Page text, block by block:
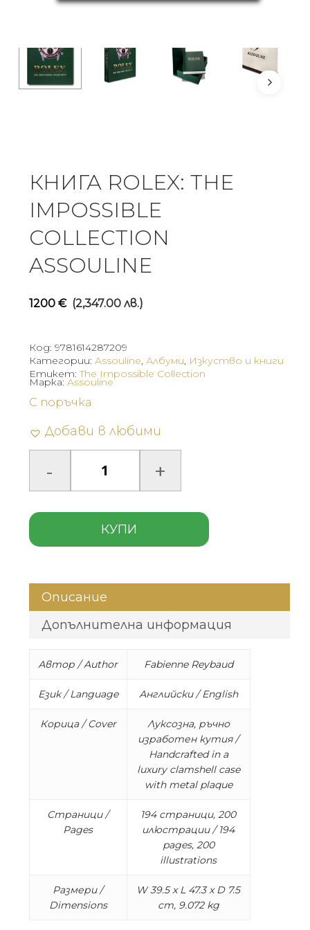
КНИГА ROLEX: THE
IMPOSSIBLE
COLLECTION
ASSOULINE
1200 € (2,347.00 лв.)
Код: 9781614287209
Категории: Assouline, Албуми, Изкуство и книги
Етикет:The Impossible Collection
С поръчка
Добави в любими
КУПИ
Марка: Assouline
Описание
Допълнителна информация
Автор / Author Fabienne Reybaud
Език / Language Английски / English
Корица / Cover
Луксозна, ръчно
изработен кутия /
Handcrafted in a
luxury clamshell case
with metal plaque
Страници /
Pages
194 страници, 200
илюстрации / 194
pages, 200
illustrations
Размери /
Dimensions
W 39.5 x L 47.3 x D 7.5
cm, 9.072 kg